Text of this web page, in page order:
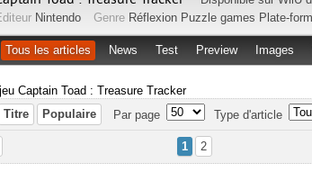
Nintendo Genre Réflexion Puzzle games Plate-
Tous les articles News Test Preview Images
Captain Toad : Treasure Tracker
Titre Populaire Par page Type d'article
1 2